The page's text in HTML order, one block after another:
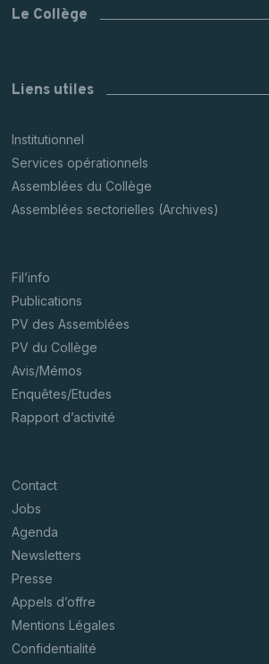
Le Collège
Liens utiles
Institutionnel
Services opérationnels
Assemblées du Collège
Assemblées sectorielles (Archives)
Fil’info
Publications
PV des Assemblées
PV du Collège
Avis/Mémos
Enquêtes/Etudes
Rapport d’activité
Contact
Jobs
Agenda
Newsletters
Presse
Appels d’offre
Mentions Légales
Confidentialité